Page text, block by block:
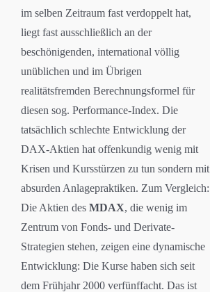
im selben Zeitraum fast verdoppelt hat,
liegt fast ausschließlich an der
beschönigenden, international völlig
unüblichen und im Übrigen
realitätsfremden Berechnungsformel für
diesen sog. Performance-Index. Die
tatsächlich schlechte Entwicklung der
DAX-Aktien hat offenkundig wenig mit
Krisen und Kursstürzen zu tun sondern mit
absurden Anlagepraktiken. Zum Vergleich:
Die Aktien des MDAX, die wenig im
Zentrum von Fonds- und Derivate-
Strategien stehen, zeigen eine dynamische
Entwicklung: Die Kurse haben sich seit
dem Frühjahr 2000 verfünffacht. Das ist